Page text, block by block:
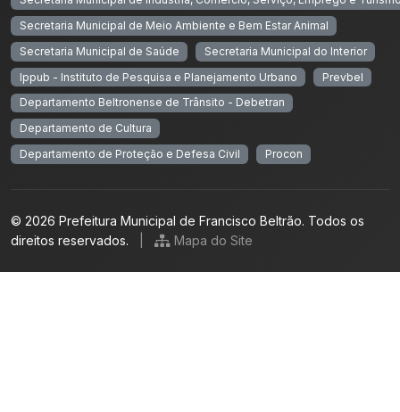
Secretaria Municipal de Meio Ambiente e Bem Estar Animal
Secretaria Municipal de Saúde
Secretaria Municipal do Interior
Ippub - Instituto de Pesquisa e Planejamento Urbano
Prevbel
Departamento Beltronense de Trânsito - Debetran
Departamento de Cultura
Departamento de Proteção e Defesa Civil
Procon
© 2026 Prefeitura Municipal de Francisco Beltrão. Todos os
direitos reservados.
Mapa do Site